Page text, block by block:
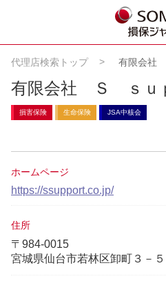
代理店検索トップ 有限会社
有限会社 Ｓ ｓｕ
損害保険 生命保険 JSA中核会
ホームページ
https://ssupport.co.jp/
住所
〒984-0015
宮城県仙台市若林区卸町３－